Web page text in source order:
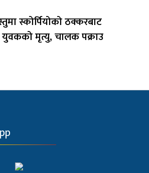
स्कोर्पियोको ठक्करबाट
युवकको मृत्यु, चालक पक्राउ